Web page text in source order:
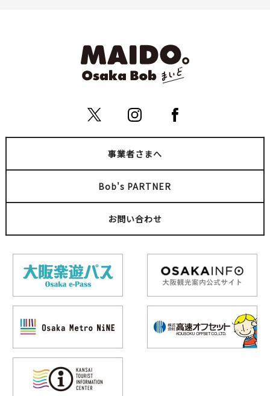
事業者さまへ
Bob's PARTNER
お問い合わせ